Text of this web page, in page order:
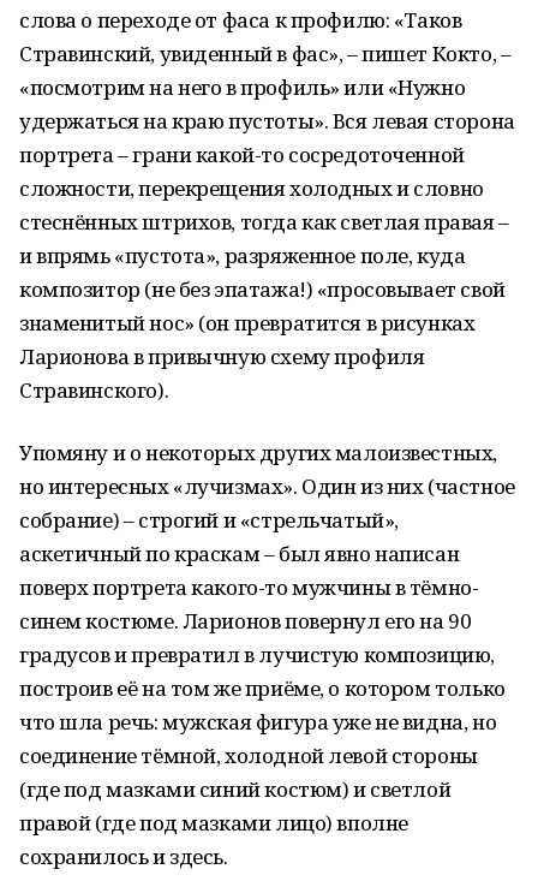
слова о переходе от фаса к профилю: «Таков
Стравинский, увиденный в фас», – пишет Кокто, –
«посмотрим на него в профиль» или «Нужно
удержаться на краю пустоты». Вся левая сторона
портрета – грани какой-то сосредоточенной
сложности, перекрещения холодных и словно
стеснённых штрихов, тогда как светлая правая –
и впрямь «пустота», разряженное поле, куда
композитор (не без эпатажа!) «просовывает свой
знаменитый нос» (он превратится в рисунках
Ларионова в привычную схему профиля
Стравинского).
Упомяну и о некоторых других малоизвестных,
но интересных «лучизмах». Один из них (частное
собрание) – строгий и «стрельчатый»,
аскетичный по краскам – был явно написан
поверх портрета какого-то мужчины в тёмно-
синем костюме. Ларионов повернул его на 90
градусов и превратил в лучистую композицию,
построив её на том же приёме, о котором только
что шла речь: мужская фигура уже не видна, но
соединение тёмной, холодной левой стороны
(где под мазками синий костюм) и светлой
правой (где под мазками лицо) вполне
сохранилось и здесь.